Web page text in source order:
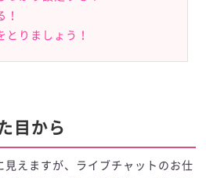
りましょう！
目から
見えますが、ライブチャットのお仕